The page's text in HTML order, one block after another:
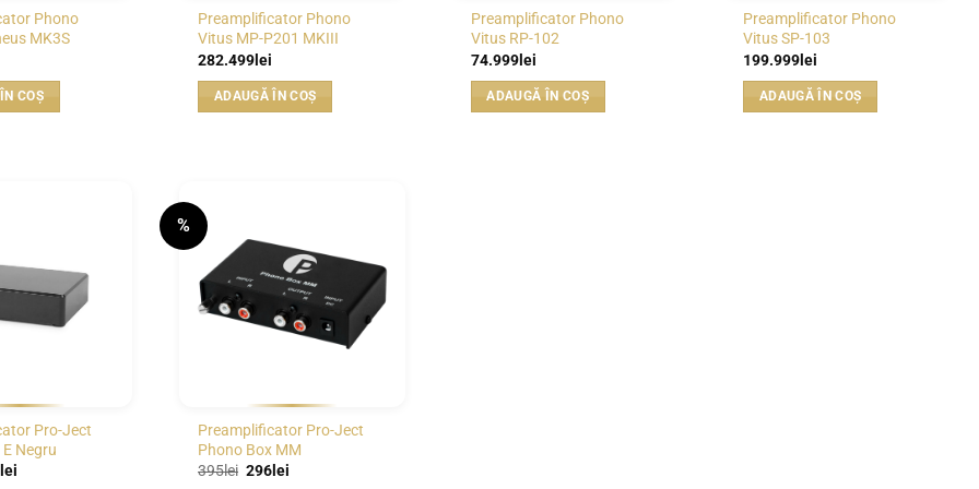
Phono
MK3S
COȘ
Preamplificator Phono
Vitus MP-P201 MKIII
282.499 lei
ADAUGĂ ÎN COȘ
Preamplificator Phono
Vitus RP-102
74.999lei
ADAUGĂ ÎN COȘ
Preamplificator Phono
Vitus SP-103
199.999 lei
ADAUGĂ ÎN COȘ
Pro-Ject
Negru
leiPrețul
%
Preamplificator Pro-Ject
Phono Box MM
395lei Prețul
296 lei